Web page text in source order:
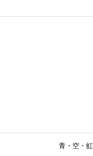
青・空・虹